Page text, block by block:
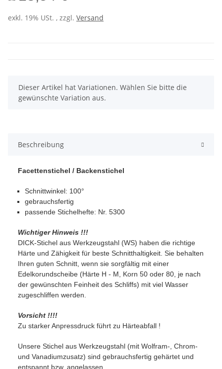
exkl. 19% USt. , zzgl. Versand
x
Dieser Artikel hat Variationen. Wählen Sie bitte die
gewünschte Variation aus.
Beschreibung
Facettenstichel / Backenstichel
Schnittwinkel: 100°
gebrauchsfertig
passende Stichelhefte: Nr. 5300
Wichtiger Hinweis !!!
DICK-Stichel aus Werkzeugstahl (WS) haben die richtige
Härte und Zähigkeit für beste Schnitthaltigkeit. Sie behalten
Ihren guten Schnitt, wenn sie sorgfältig mit einer
Edelkorundscheibe (Härte H - M, Korn 50 oder 80, je nach
der gewünschten Feinheit des Schliffs) mit viel Wasser
zugeschliffen werden.
Vorsicht !!!!
Zu starker Anpressdruck führt zu Härteabfall !
Unsere Stichel aus Werkzeugstahl (mit Wolfram-, Chrom-
und Vanadiumzusatz) sind gebrauchsfertig gehärtet und
entspannt bzw. angelassen.